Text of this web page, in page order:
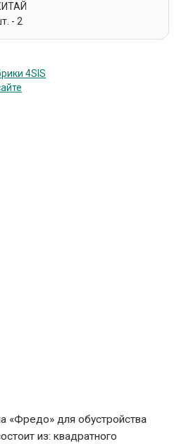
- 2
4SIS
«Фредо» для обустройства
из: квадратного